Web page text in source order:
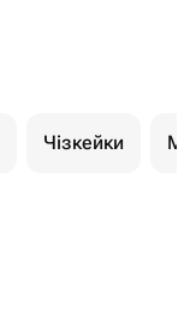
Чізкейки